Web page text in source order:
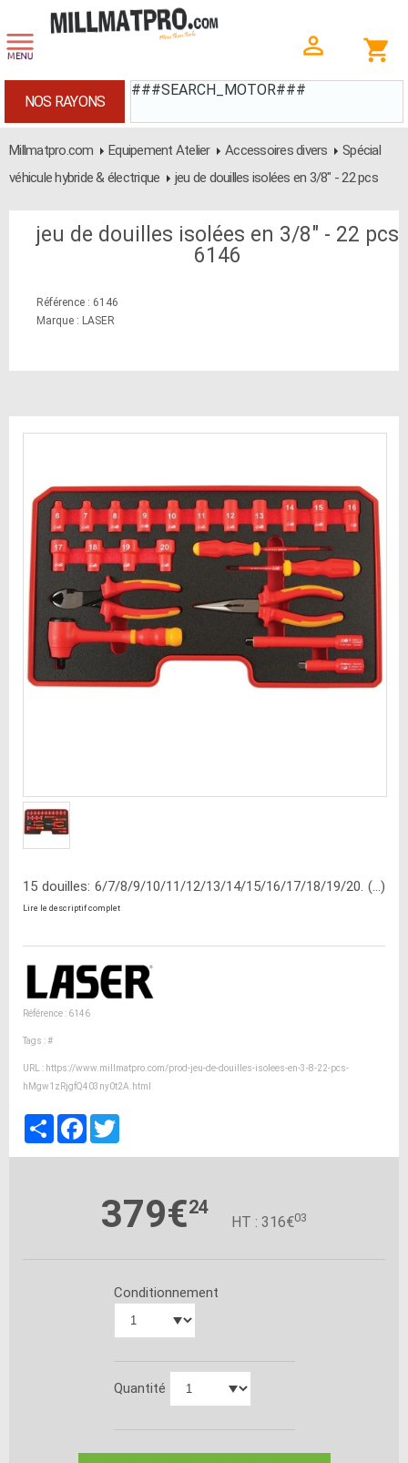
###SEARCH_MOTOR###
NOS RAYONS
Millmatpro.com Equipement Atelier Accessoires divers
Spécial
véhicule hybride & électrique
jeu de douilles isolées en 3/8" - 22 pcs
jeu de douilles isolées en 3/8" - 22 pcs
6146
Référence : 6146
Marque : LASER
15 douilles: 6/7/8/9/10/11/12/13/14/15/16/17/18/19/20. (...)
Lire le descriptif complet
Référence : 6146
Tags :#
URL : https://www.millmatpro.com/prod-jeu-de-douilles-isolees-en-3-8-22-pcs-
hMgw1zRjgfQ403ny0t2A.html
PartagerFacebook
379€24
HT : 316€03
Conditionnement
Quantité